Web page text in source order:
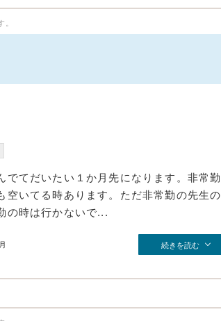
。
でてだいたい１か月先になります。非常勤
空いてる時あります。ただ非常勤の先生の
の時は行かないで...
続きを読む